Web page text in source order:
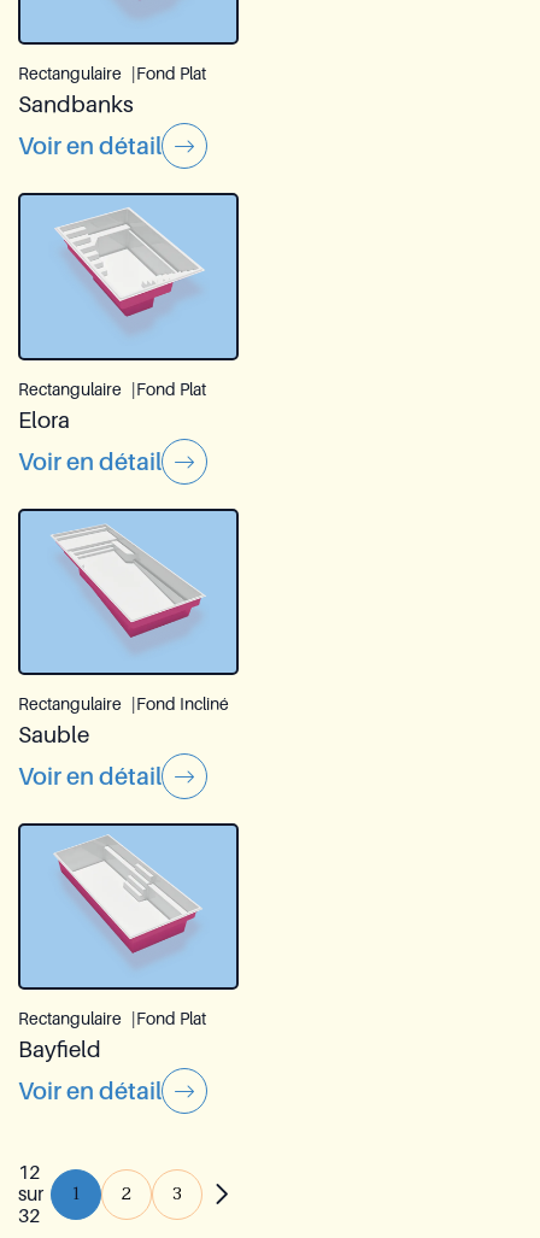
Rectangulaire Fond Plat
Sandbanks
Voir en détail
Rectangulaire Fond Plat
Elora
Voir en détail
Rectangulaire Fond Incliné
Sauble
Voir en détail
Rectangulaire Fond Plat
Bayfield
Voir en détail
12
sur
32
1 2 3